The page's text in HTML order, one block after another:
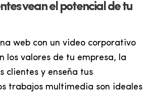
vean el potencial de tu
web con un video corporativo
los valores de tu empresa, la
clientes y enseña tus
trabajos multimedia son ideales